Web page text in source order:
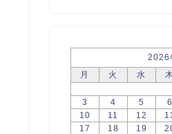
2026
月
火 水
3
4 5 6
10
11 12
17
18 19